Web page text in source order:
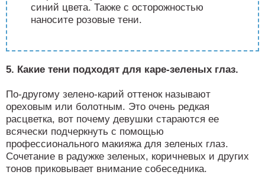
синий цвета. Также с осторожностью
наносите розовые тени.
5. Какие тени подходят для каре-зеленых глаз.
По-другому зелено-карий оттенок называют
ореховым или болотным. Это очень редкая
расцветка, вот почему девушки стараются ее
всячески подчеркнуть с помощью
профессионального макияжа для зеленых глаз.
Сочетание в радужке зеленых, коричневых и других
тонов приковывает внимание собеседника.